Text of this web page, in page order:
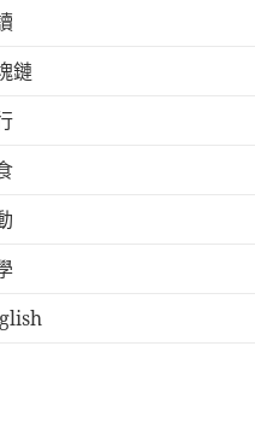
鏈